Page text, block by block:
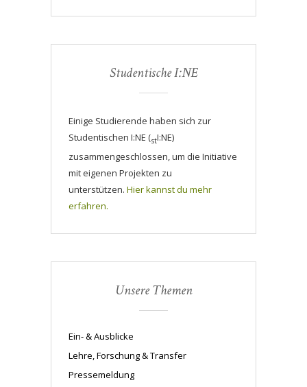
Studentische I:NE
Einige Studierende haben sich zur
Studentischen I:NE (stI:NE)
zusammengeschlossen, um die Initiative
mit eigenen Projekten zu
unterstützen. Hier kannst du mehr
erfahren.
Unsere Themen
Ein- & Ausblicke
Lehre, Forschung & Transfer
Pressemeldung